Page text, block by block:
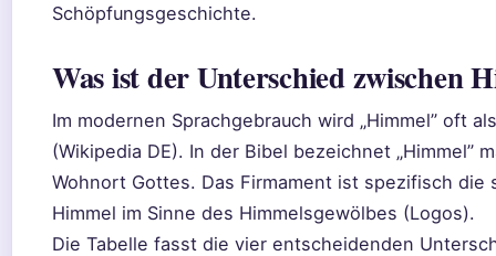
Schöpfungsgeschichte.
Was ist der Unterschied zwischen
Im modernen Sprachgebrauch wird „Himmel” oft
(Wikipedia DE). In der Bibel bezeichnet „Himmel”
Wohnort Gottes. Das Firmament ist spezifisch
Himmel im Sinne des Himmelsgewölbes (Logos).
Die Tabelle fasst die vier entscheidenden